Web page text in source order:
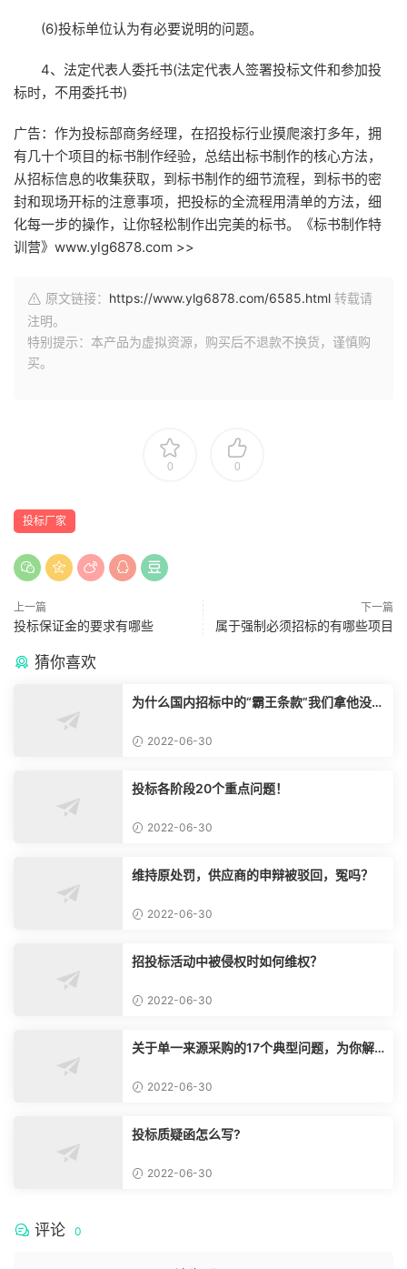
(6)投标单位认为有必要说明的问题。
4、法定代表人委托书(法定代表人签署投标文件和参加投
标时，不用委托书)
广告：作为投标部商务经理，在招投标行业摸爬滚打多年，拥
有几十个项目的标书制作经验，总结出标书制作的核心方法，
从招标信息的收集获取，到标书制作的细节流程，到标书的密
封和现场开标的注意事项，把投标的全流程用清单的方法，细
化每一步的操作，让你轻松制作出完美的标书。《标书制作特
训营》www.ylg6878.com >>
原文链接： https://www.ylg6878.com/6585.html 转载请
注明。
特别提示：本产品为虚拟资源，购买后不退款不换货，谨慎购
买。
0 0
投标厂家
上一篇
投标保证金的要求有哪些
下一篇
属于强制必须招标的有哪些项目
猜你喜欢
为什么国内招标中的“霸王条款”我们拿他没脾
2022-06-30
投标各阶段20个重点问题！
2022-06-30
维持原处罚，供应商的申辩被驳回，冤吗？
2022-06-30
招投标活动中被侵权时如何维权？
2022-06-30
关于单一来源采购的17个典型问题，为你解
2022-06-30
投标质疑函怎么写?
2022-06-30
评论 0